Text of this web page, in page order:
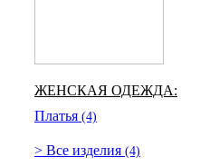
ЖЕНСКАЯ ОДЕЖДА:
Платья (4)
> Все изделия (4)